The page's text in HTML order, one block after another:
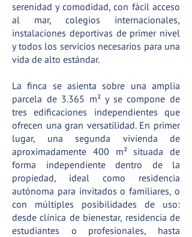
serenidad y comodidad, con fácil acceso
al mar, colegios internacionales,
instalaciones deportivas de primer nivel
y todos los servicios necesarios para una
vida de alto estándar.
La finca se asienta sobre una amplia
parcela de 3.365 m² y se compone de
tres edificaciones independientes que
ofrecen una gran versatilidad. En primer
lugar, una segunda vivienda de
aproximadamente 400 m² situada de
forma independiente dentro de la
propiedad, ideal como residencia
autónoma para invitados o familiares, o
con múltiples posibilidades de uso:
desde clínica de bienestar, residencia de
estudiantes o profesionales, hasta